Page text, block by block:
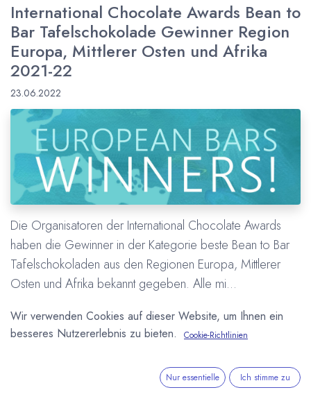
International Chocolate Awards Bean to
Bar Tafelschokolade Gewinner Region
Europa, Mittlerer Osten und Afrika
2021-22
23.06.2022
Die Organisatoren der International Chocolate Awards
haben die Gewinner in der Kategorie beste Bean to Bar
Tafelschokoladen aus den Regionen Europa, Mittlerer
Osten und Afrika bekannt gegeben. Alle mi...
Friis-Holm Chocolade
International Chocolate Awards
Wir verwenden Cookies auf dieser Website, um Ihnen ein
besseres Nutzererlebnis zu bieten.
Cookie-Richtlinien
Nur essentielle Ich stimme zu